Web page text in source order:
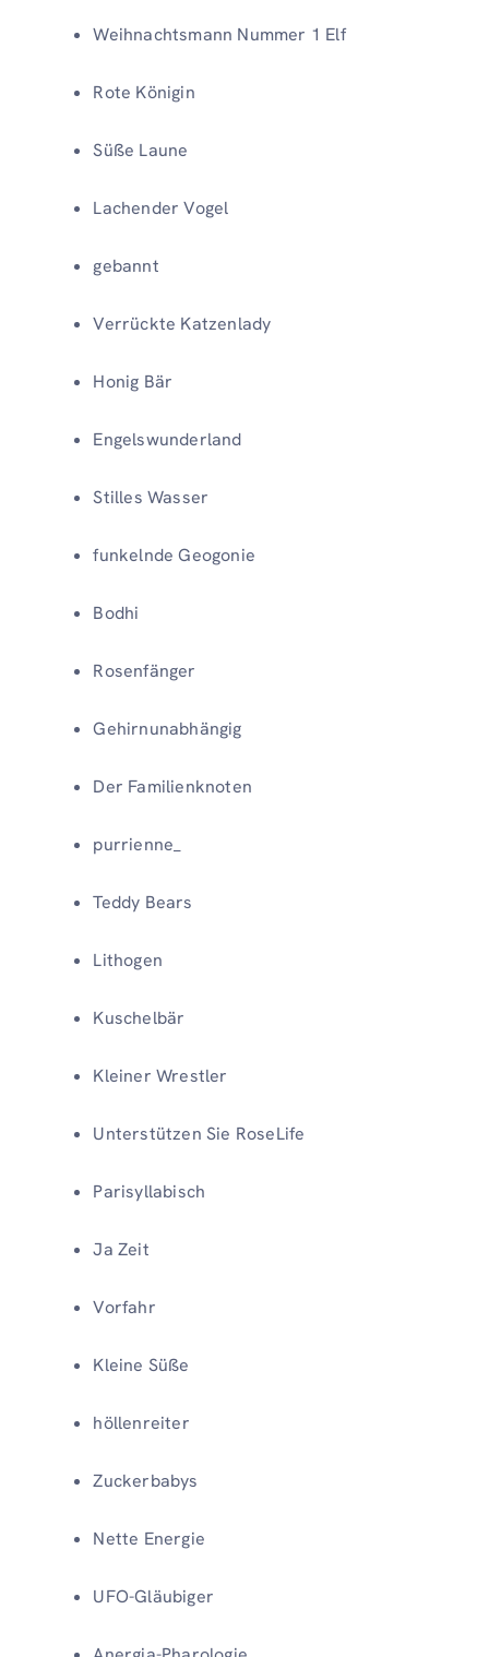
Weihnachtsmann Nummer 1 Elf
Rote Königin
Süße Laune
Lachender Vogel
gebannt
Verrückte Katzenlady
Honig Bär
Engelswunderland
Stilles Wasser
funkelnde Geogonie
Bodhi
Rosenfänger
Gehirnunabhängig
Der Familienknoten
purrienne_
Teddy Bears
Lithogen
Kuschelbär
Kleiner Wrestler
Unterstützen Sie RoseLife
Parisyllabisch
Ja Zeit
Vorfahr
Kleine Süße
höllenreiter
Zuckerbabys
Nette Energie
UFO-Gläubiger